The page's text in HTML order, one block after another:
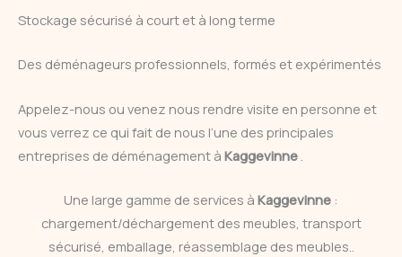
Stockage sécurisé à court et à long terme
Des déménageurs professionnels, formés et expérimentés
Appelez-nous ou venez nous rendre visite en personne et
vous verrez ce qui fait de nous l’une des principales
entreprises de déménagement à Kaggevinne
Une large gamme de services à Kaggevinne :
chargement/déchargement des meubles, transport
sécurisé, emballage, réassemblage des meubles..